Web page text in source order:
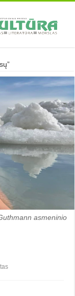
asmeninio